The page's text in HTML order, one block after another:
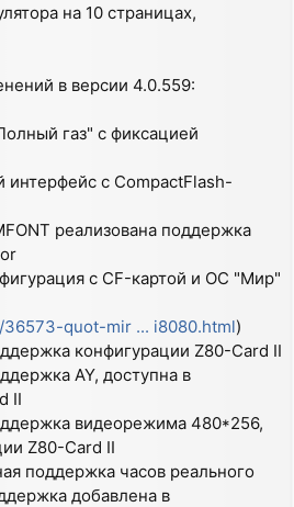
на 10 страницах,
в версии 4.0.559:
газ" с фиксацией
интерфейс с CompactFlash-
реализована поддержка
с CF-картой и ОС "Мир"
quot-mir ... i8080.html)
конфигурации Z80-Card II
AY, доступна в
II
видеорежима 480*256,
Z80-Card II
поддержка часов реального
добавлена в